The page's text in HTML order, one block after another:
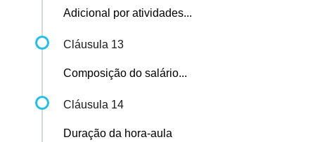
Adicional por atividades...
Cláusula 13
Composição do salário...
Cláusula 14
Duração da hora-aula